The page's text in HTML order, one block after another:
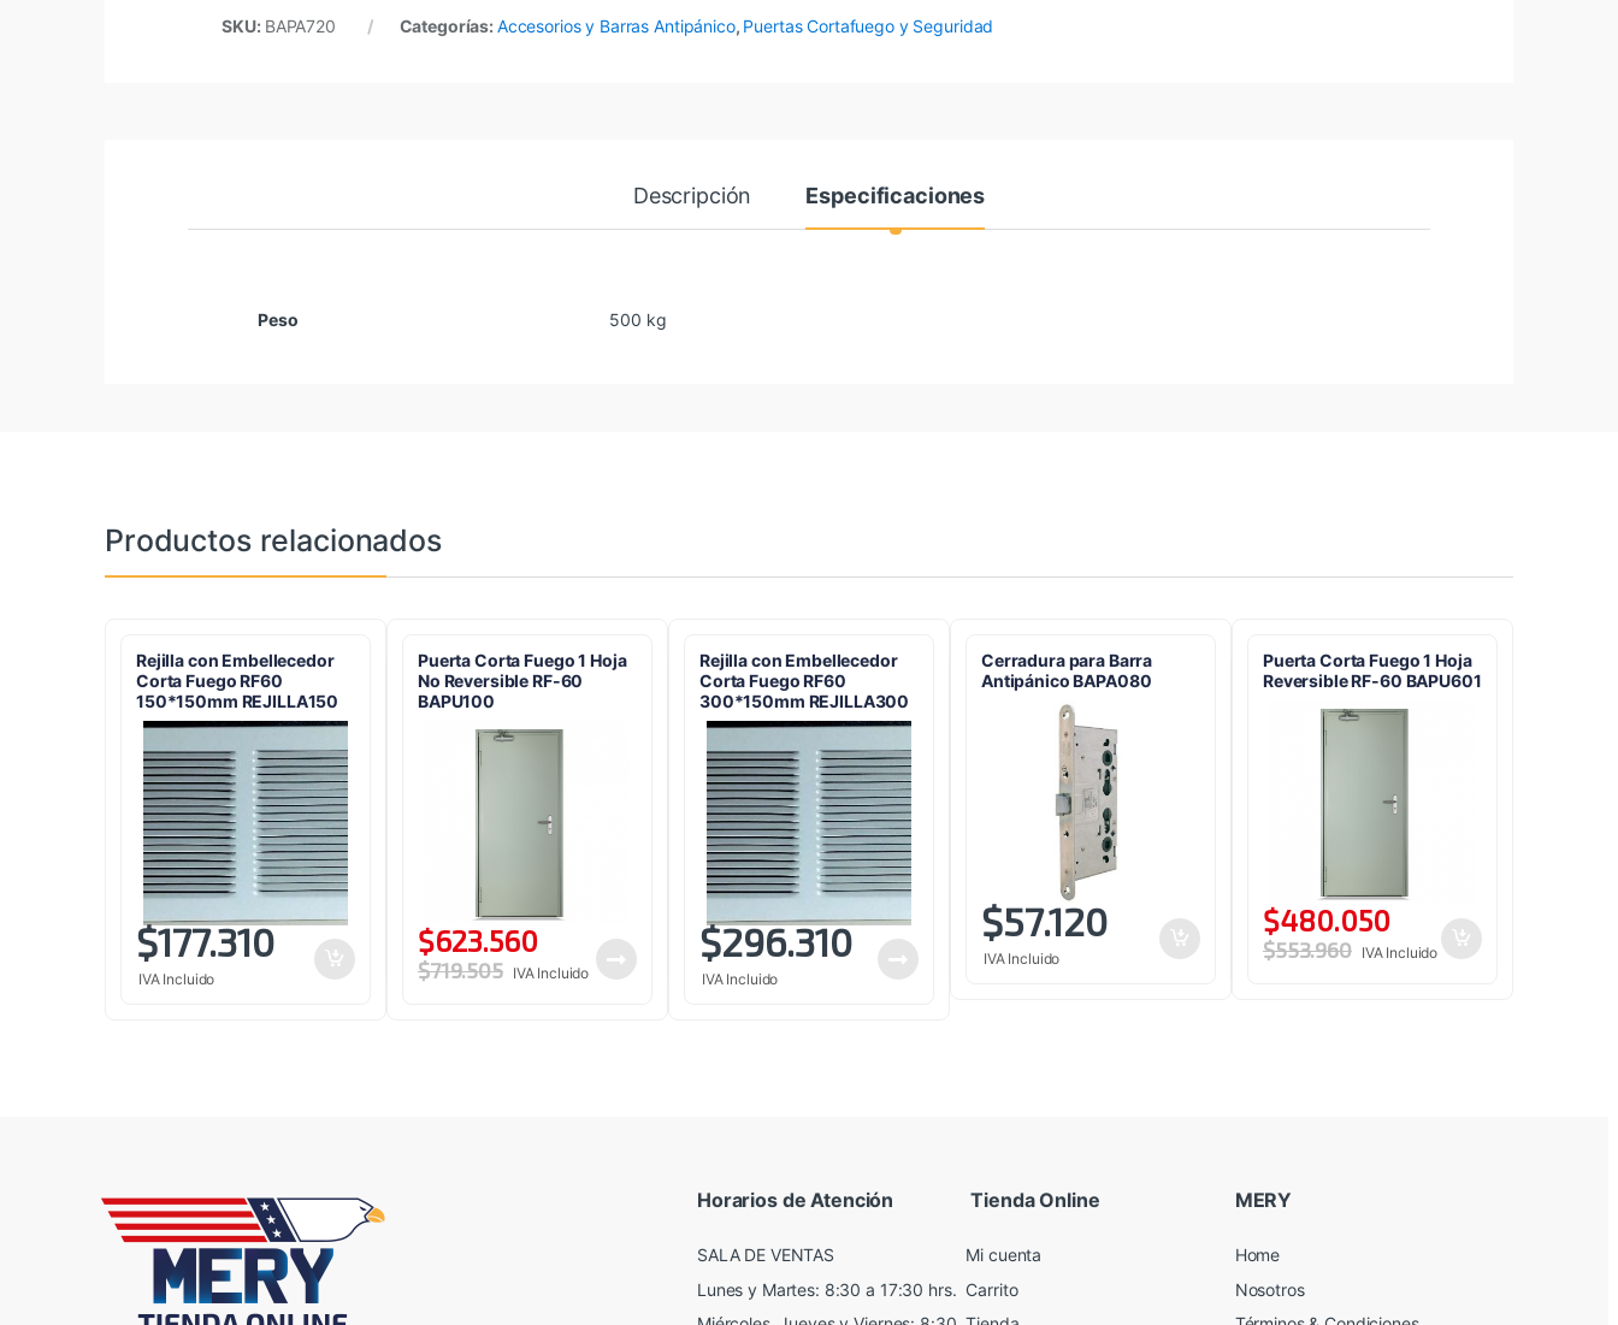
SKU: BAPA720 Categorías: Accesorios y Barras Antipánico, Puertas Cortafuego y Seguridad
Descripción Especificaciones
Peso 500 kg
Productos relacionados
Rejilla con Embellecedor
Corta Fuego RF60
150*150mm REJILLA150
$177.310
IVA Incluido
Puerta Corta Fuego 1 Hoja
No Reversible RF-60
BAPU100
$623.560
$719.505 IVA Incluido
Rejilla con Embellecedor
Corta Fuego RF60
300*150mm REJILLA300
$296.310
IVA Incluido
Cerradura para Barra
Antipánico BAPA080
$57.120
IVA Incluido
Puerta Corta Fuego 1 Hoja
Reversible RF-60 BAPU601
$480.050
$553.960 IVA Incluido
Horarios de Atención
SALA DE VENTAS
Lunes y Martes: 8:30 a 17:30 hrs.
Tienda Online
Mi cuenta
Carrito
MERY
Home
Nosotros